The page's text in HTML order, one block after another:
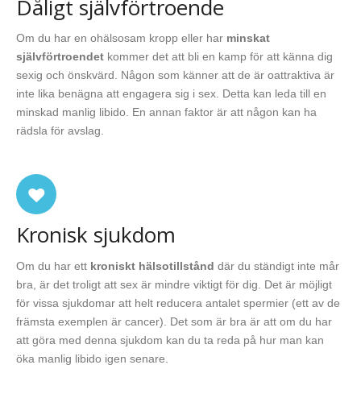
Dåligt självförtroende
Om du har en ohälsosam kropp eller har minskat
självförtroendet kommer det att bli en kamp för att känna dig
sexig och önskvärd. Någon som känner att de är oattraktiva är
inte lika benägna att engagera sig i sex. Detta kan leda till en
minskad manlig libido. En annan faktor är att någon kan ha
rädsla för avslag.
Kronisk sjukdom
Om du har ett kroniskt hälsotillstånd där du ständigt inte mår
bra, är det troligt att sex är mindre viktigt för dig. Det är möjligt
för vissa sjukdomar att helt reducera antalet spermier (ett av de
främsta exemplen är cancer). Det som är bra är att om du har
att göra med denna sjukdom kan du ta reda på hur man kan
öka manlig libido igen senare.